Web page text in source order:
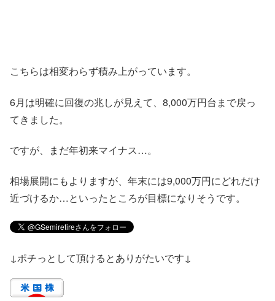
こちらは相変わらず積み上がっています。
6月は明確に回復の兆しが見えて、8,000万円台まで戻っ
てきました。
ですが、まだ年初来マイナス…。
相場展開にもよりますが、年末には9,000万円にどれだけ
近づけるか…といったところが目標になりそうです。
↓ポチっとして頂けるとありがたいです↓